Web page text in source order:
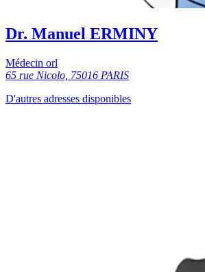
Dr. Manuel ERMINY
Médecin orl
65 rue Nicolo, 75016 PARIS
D'autres adresses disponibles